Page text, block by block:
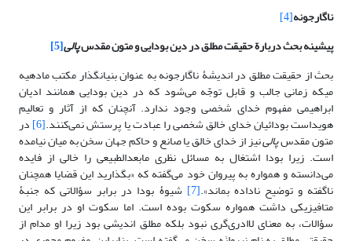
ناگارجونه[4]
پیشینه بحث دربارة حقیقت مطلق در دین بودایی و متون مقدسپالی[5]
بحث از حقیقت مطلق در اندیشۀ ناگارجونه به عنوان بنیانگذار مکتب مادهیه
میکه زمانی جالب و قابل توجّه ‌می‌شود که در دین بودایی همانند ادیان
ابراهیمی مفهوم خدای شخصی وجود ندارد. آنچنان که از آثار و تعالیم
هویداست بودائیان خدای خالق شخصی را عبادت یا پرستش نمی‌کنند.[6] در
متون مقدسپالینیز از خدای خالق یا صانع و حاکم جهان سخن به میان نیامده
است. زیرا بودا اشتغال به مسائل نظری مابعدالطبیعی را خالی از فایده‌
می‌دانسته و همواره به پیروان خود ‌می‌گفته که «بگذارید این قضایا همچنان
ناگفته و توضیح ناداده بماند».[7] شیوۀ بودا در برابر سؤالاتی که جنبۀ
متافیزیکی داشت همواره سکوت بوده است. اما سکوت او در برابر این
سؤالات، به معنای لاادری‌گری نبود بلکه مطلق اندیشی بود زیرا او مدام از